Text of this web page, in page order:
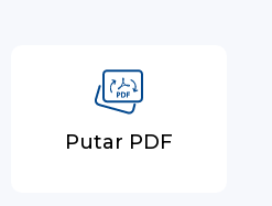
Putar PDF